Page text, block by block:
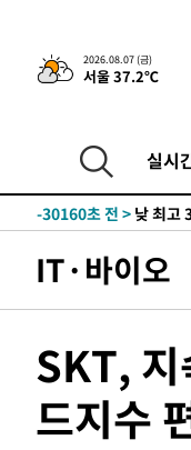
2026.08.07 (금)
서울 37.2℃
실시
-4396초 전 >민주 콩고
-32262초 전 > "낮 기온
-32189초 전 >
[단독]
-30160초 전 >
-28466초 전 > SK하이
-24575초 전 > 외국인
-24309초 전 >[속보]코
-24242초 전 >
[속보]
-24131초 전 >[속보]
-21221초 전 > [속보]종
IT·바이오
SKT,
드지수